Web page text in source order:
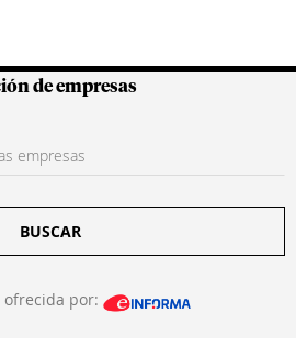
Colombianas
de empresas
BUSCAR
por: